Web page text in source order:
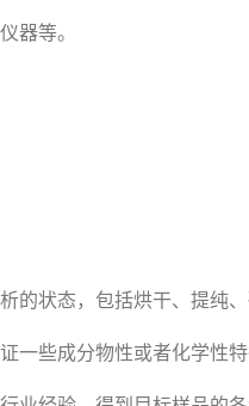
器等。
状态，包括烘干、提纯
一些成分物性或者化学性特